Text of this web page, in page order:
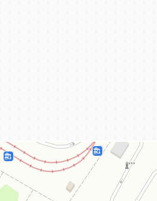
КёнигКлимат
Кондиционеры в Калининграде
Установка кондиционеров в Калининграде